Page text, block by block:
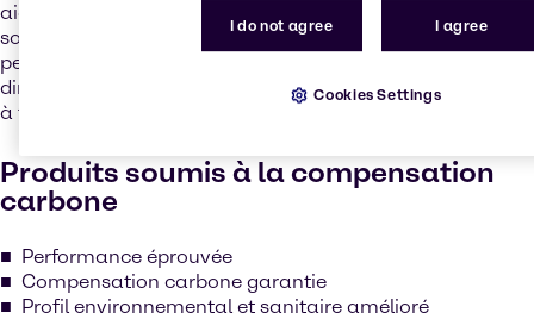
aider à trouver des solutions. Grâce à Step4Change, nous
sommes fiers de proposer une gamme de produits qui
permette à nos clients de faire un pas dans la bonne
direction, soit à travers un profil écologique amélioré, soit
à travers une empreinte carbone réduite.
Produits soumis à la compensation
carbone
Performance éprouvée
Compensation carbone garantie
Profil environnemental et sanitaire amélioré
I do not agree I agree
Cookies Settings